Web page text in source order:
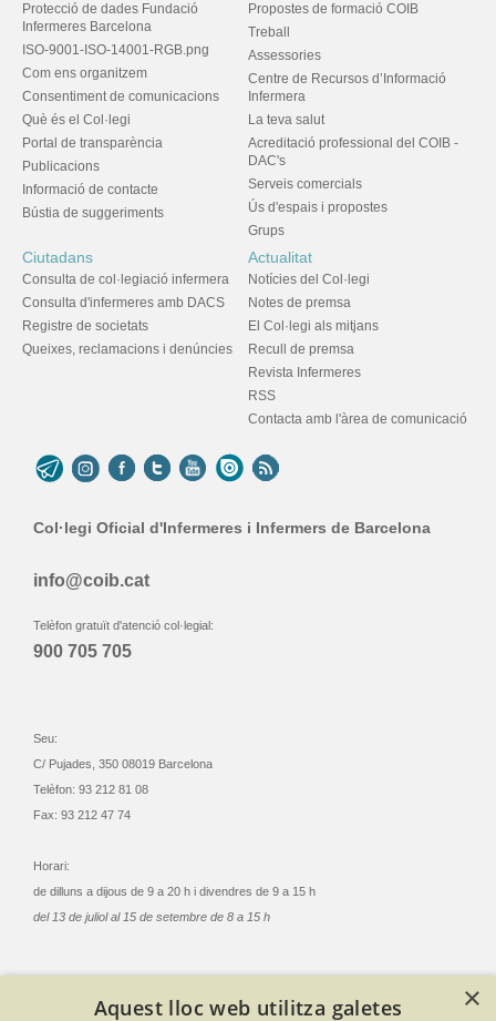
Protecció de dades Fundació
Infermeres Barcelona
ISO-9001-ISO-14001-RGB.png
Com ens organitzem
Consentiment de comunicacions
Què és el Col·legi
Portal de transparència
Publicacions
Informació de contacte
Bústia de suggeriments
Propostes de formació COIB
Treball
Assessories
Centre de Recursos d’Informació
Infermera
La teva salut
Acreditació professional del COIB -
DAC's
Serveis comercials
Ús d'espais i propostes
Grups
Ciutadans
Consulta de col·legiació infermera
Consulta d'infermeres amb DACS
Registre de societats
Queixes, reclamacions i denúncies
Actualitat
Notícies del Col·legi
Notes de premsa
El Col·legi als mitjans
Recull de premsa
Revista Infermeres
RSS
Contacta amb l'àrea de comunicació
Col·legi Oficial d'Infermeres i Infermers de Barcelona
info@coib.cat
Telèfon gratuït d'atenció col·legial:
900 705 705
Seu:
C/ Pujades, 350 08019 Barcelona
Telèfon: 93 212 81 08
Fax: 93 212 47 74
Horari:
de dilluns a dijous de 9 a 20 h i divendres de 9 a 15 h
del 13 de juliol al 15 de setembre de 8 a 15 h
×
Aquest lloc web utilitza galetes